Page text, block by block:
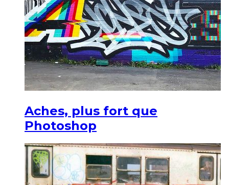
Aches, plus fort que
Photoshop